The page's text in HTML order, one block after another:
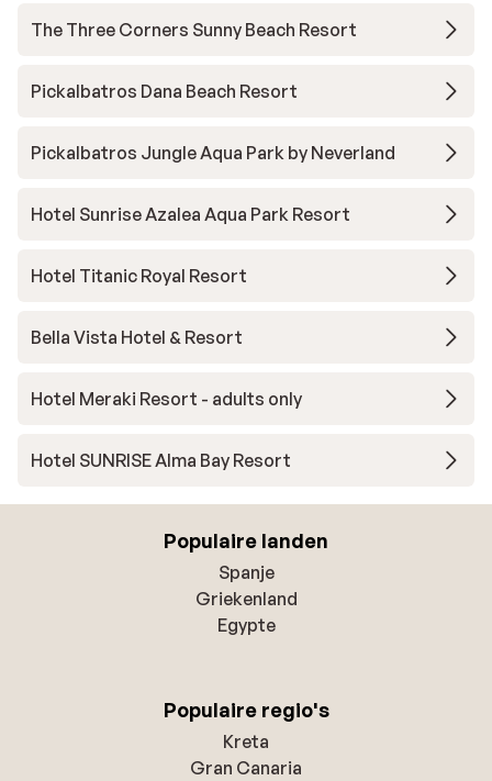
The Three Corners Sunny Beach Resort
Pickalbatros Dana Beach Resort
Pickalbatros Jungle Aqua Park by Neverland
Hotel Sunrise Azalea Aqua Park Resort
Hotel Titanic Royal Resort
Bella Vista Hotel & Resort
Hotel Meraki Resort - adults only
Hotel SUNRISE Alma Bay Resort
Populaire landen
Spanje
Griekenland
Egypte
Populaire regio's
Kreta
Gran Canaria